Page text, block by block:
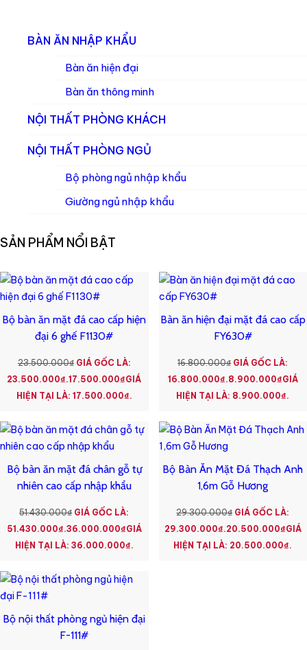
BÀN ĂN NHẬP KHẨU
Bàn ăn hiện đại
Bàn ăn thông minh
NỘI THẤT PHÒNG KHÁCH
NỘI THẤT PHÒNG NGỦ
Bộ phòng ngủ nhập khẩu
Giường ngủ nhập khẩu
SẢN PHẨM NỔI BẬT
Bộ bàn ăn mặt đá cao cấp hiện
đại 6 ghế F1130#
23.500.000₫ GIÁ GỐC LÀ:
23.500.000₫.17.500.000₫GIÁ
HIỆN TẠI LÀ: 17.500.000₫.
Bàn ăn hiện đại mặt đá cao cấp
FY630#
16.800.000₫ GIÁ GỐC LÀ:
16.800.000₫.8.900.000₫GIÁ
HIỆN TẠI LÀ: 8.900.000₫.
Bộ bàn ăn mặt đá chân gỗ tự
nhiên cao cấp nhập khẩu
51.430.000₫ GIÁ GỐC LÀ:
51.430.000₫.36.000.000₫GIÁ
HIỆN TẠI LÀ: 36.000.000₫.
Bộ Bàn Ăn Mặt Đá Thạch Anh
1,6m Gỗ Hương
29.300.000₫ GIÁ GỐC LÀ:
29.300.000₫.20.500.000₫GIÁ
HIỆN TẠI LÀ: 20.500.000₫.
Bộ nội thất phòng ngủ hiện đại
F-111#